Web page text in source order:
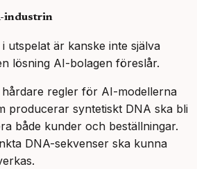
industrin
utspelat är kanske inte själva
lösning AI-bolagen föreslår.
regler för AI-modellerna
producerar syntetiskt DNA ska bli
både kunder och beställningar.
DNA-sekvenser ska kunna